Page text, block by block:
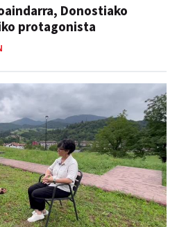
Donostiako
protagonista